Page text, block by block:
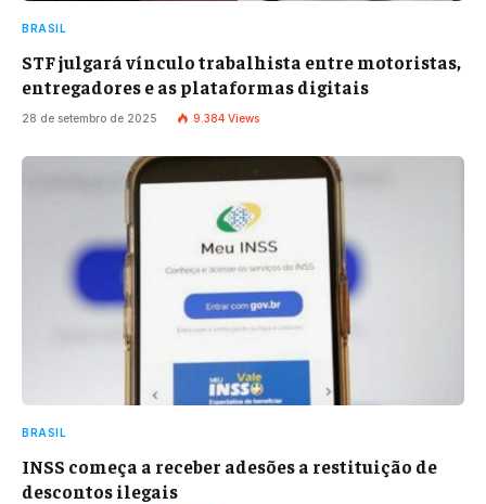
BRASIL
STF julgará vínculo trabalhista entre motoristas,
entregadores e as plataformas digitais
28 de setembro de 2025 9.384 Views
BRASIL
INSS começa a receber adesões a restituição de
descontos ilegais